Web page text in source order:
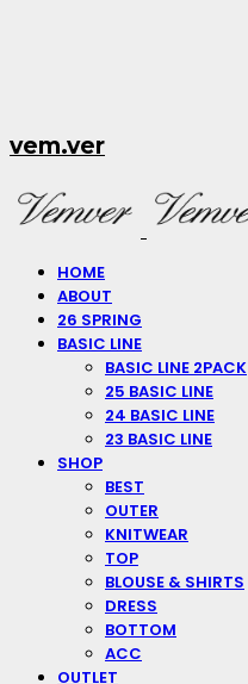
vem.ver
HOME
ABOUT
26 SPRING
BASIC LINE
BASIC LINE 2PACK
25 BASIC LINE
24 BASIC LINE
23 BASIC LINE
SHOP
BEST
OUTER
KNITWEAR
TOP
BLOUSE & SHIRTS
DRESS
BOTTOM
ACC
OUTLET